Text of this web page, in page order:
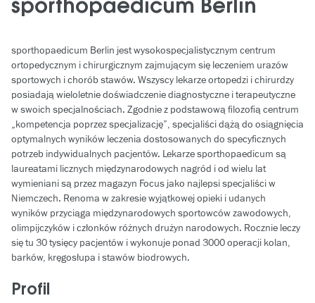
sporthopaedicum Berlin
sporthopaedicum Berlin jest wysokospecjalistycznym centrum
ortopedycznym i chirurgicznym zajmującym się leczeniem urazów
sportowych i chorób stawów. Wszyscy lekarze ortopedzi i chirurdzy
posiadają wieloletnie doświadczenie diagnostyczne i terapeutyczne
w swoich specjalnościach. Zgodnie z podstawową filozofią centrum
„kompetencja poprzez specjalizację”, specjaliści dążą do osiągnięcia
optymalnych wyników leczenia dostosowanych do specyficznych
potrzeb indywidualnych pacjentów. Lekarze sporthopaedicum są
laureatami licznych międzynarodowych nagród i od wielu lat
wymieniani są przez magazyn Focus jako najlepsi specjaliści w
Niemczech. Renoma w zakresie wyjątkowej opieki i udanych
wyników przyciąga międzynarodowych sportowców zawodowych,
olimpijczyków i członków różnych drużyn narodowych. Rocznie leczy
się tu 30 tysięcy pacjentów i wykonuje ponad 3000 operacji kolan,
barków, kręgosłupa i stawów biodrowych.
Profil